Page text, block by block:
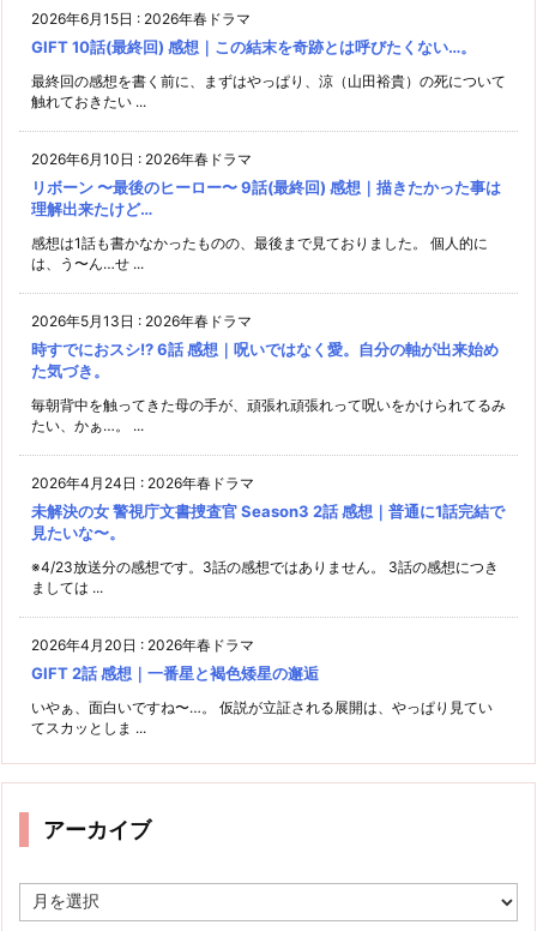
2026年6月15日 : 2026年春ドラマ
GIFT 10話(最終回) 感想｜この結末を奇跡とは呼びたくない…。
最終回の感想を書く前に、まずはやっぱり、涼（山田裕貴）の死について
触れておきたい ...
2026年6月10日 : 2026年春ドラマ
リボーン 〜最後のヒーロー〜 9話(最終回) 感想｜描きたかった事は
理解出来たけど…
感想は1話も書かなかったものの、最後まで見ておりました。 個人的に
は、う〜ん…せ ...
2026年5月13日 : 2026年春ドラマ
時すでにおスシ!? 6話 感想｜呪いではなく愛。自分の軸が出来始め
た気づき。
毎朝背中を触ってきた母の手が、頑張れ頑張れって呪いをかけられてるみ
たい、かぁ…。 ...
2026年4月24日 : 2026年春ドラマ
未解決の女 警視庁文書捜査官 Season3 2話 感想｜普通に1話完結で
見たいな〜。
※4/23放送分の感想です。3話の感想ではありません。 3話の感想につき
ましては ...
2026年4月20日 : 2026年春ドラマ
GIFT 2話 感想｜一番星と褐色矮星の邂逅
いやぁ、面白いですね〜…。 仮説が立証される展開は、やっぱり見てい
てスカッとしま ...
アーカイブ
ー